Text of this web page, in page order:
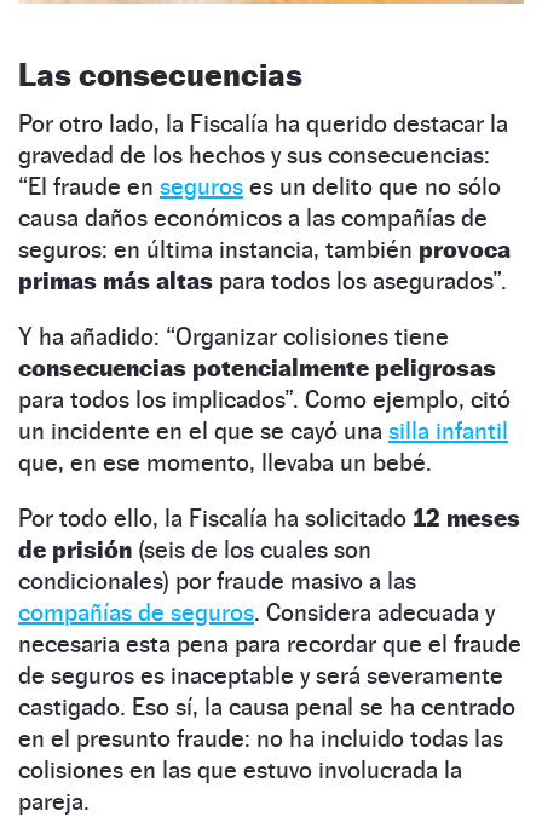
Las consecuencias
Por otro lado, la Fiscalía ha querido destacar la
gravedad de los hechos y sus consecuencias:
“El fraude en seguros es un delito que no sólo
causa daños económicos a las compañías de
seguros: en última instancia, también provoca
primas más altas para todos los asegurados”.
Y ha añadido: “Organizar colisiones tiene
consecuencias potencialmente peligrosas
para todos los implicados”. Como ejemplo, citó
un incidente en el que se cayó una silla infantil
que, en ese momento, llevaba un bebé.
Por todo ello, la Fiscalía ha solicitado 12 meses
de prisión (seis de los cuales son
condicionales) por fraude masivo a las
compañías de seguros. Considera adecuada y
necesaria esta pena para recordar que el fraude
de seguros es inaceptable y será severamente
castigado. Eso sí, la causa penal se ha centrado
en el presunto fraude: no ha incluido todas las
colisiones en las que estuvo involucrada la
pareja.